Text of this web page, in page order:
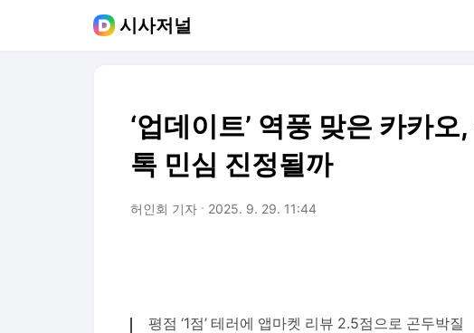
시사저널
‘업데이트’ 역풍 맞은 카카
톡 민심 진정될까
허인회 기자 2025. 9. 29. 11:44
평점 ‘1점’ 테러에 앱마켓 리뷰 2.5점으로 곤두박질